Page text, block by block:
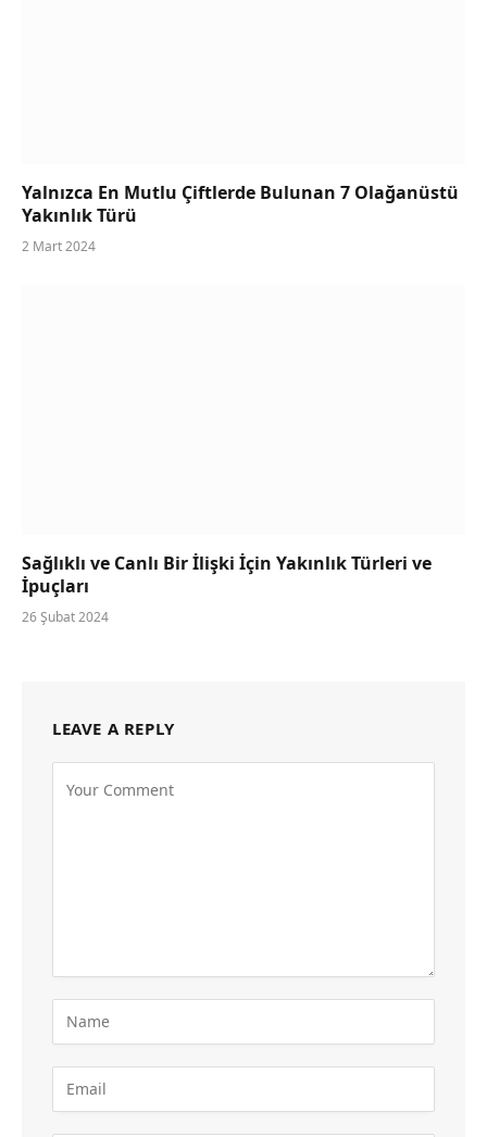
Yalnızca En Mutlu Çiftlerde Bulunan 7 Olağanüstü
Yakınlık Türü
2 Mart 2024
Sağlıklı ve Canlı Bir İlişki İçin Yakınlık Türleri ve
İpuçları
26 Şubat 2024
LEAVE A REPLY